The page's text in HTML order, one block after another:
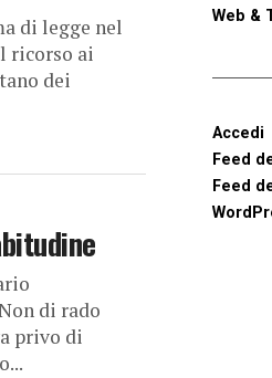
di legge nel
ricorso ai
dei
di rado
privo di
Web &
Accedi
Feed
Feed